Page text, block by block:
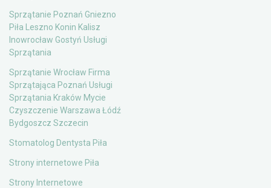
Sprzątanie Poznań Gniezno
Piła Leszno Konin Kalisz
Inowrocław Gostyń Usługi
Sprzątania
Sprzątanie Wrocław Firma
Sprzątająca Poznań Usługi
Sprzątania Kraków Mycie
Czyszczenie Warszawa Łódź
Bydgoszcz Szczecin
Stomatolog Dentysta Piła
Strony internetowe Piła
Strony Internetowe